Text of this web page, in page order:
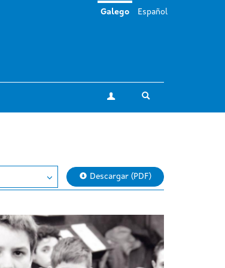
A miña conta
Galego Español
Descargar (PDF)